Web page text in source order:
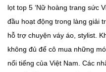
lọt top 5 ‘Nữ hoàng trang sức
đầu hoạt động trong làng giải
hỗ trợ chuyện váy áo, stylist.
không đủ để cô mua những
nổi tiếng của Việt Nam. Các